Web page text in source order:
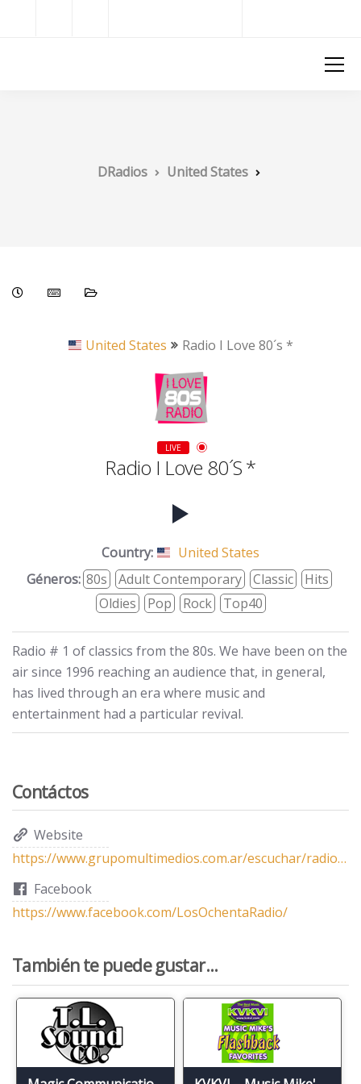
DRadios United States
United States Radio I Love 80´s *
LIVE
Radio I Love 80´s *
Country:
United States
Géneros: 80s Adult Contemporary Classic
Hits
Oldies
Pop Rock Top40
Radio # 1 of classics from the 80s. We have been on the
air since 1996 reaching an audience that, in general,
has lived through an era where music and
entertainment had a particular revival.
Contáctos
Website
https://www.grupomultimedios.com.ar/escuchar/radio-i-love-80s/
Facebook
https://www.facebook.com/LosOchentaRadio/
También te puede gustar...